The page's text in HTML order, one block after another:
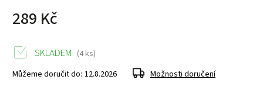
289 Kč
SKLADEM (4 ks)
Můžeme doručit do: 12.8.2026 Možnosti doručení